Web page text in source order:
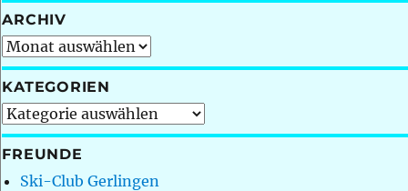
ARCHIV
Archiv
KATEGORIEN
Kategorien
FREUNDE
Ski-Club Gerlingen